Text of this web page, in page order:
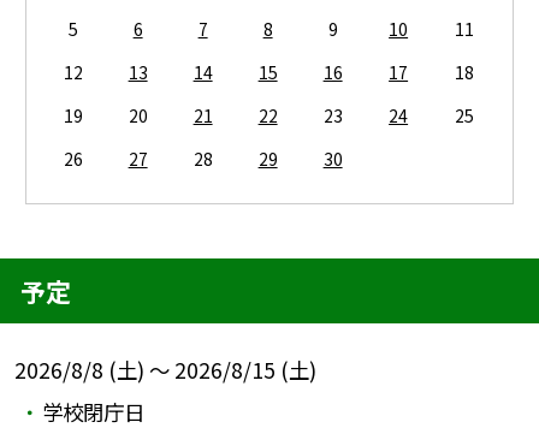
5
6 7 8 9 10
11
12
13 14 15 16 17
18
19
20 21 22 23 24
25
26
27 28 29 30
予定
2026/8/8 (土) ～ 2026/8/15 (土)
学校閉庁日